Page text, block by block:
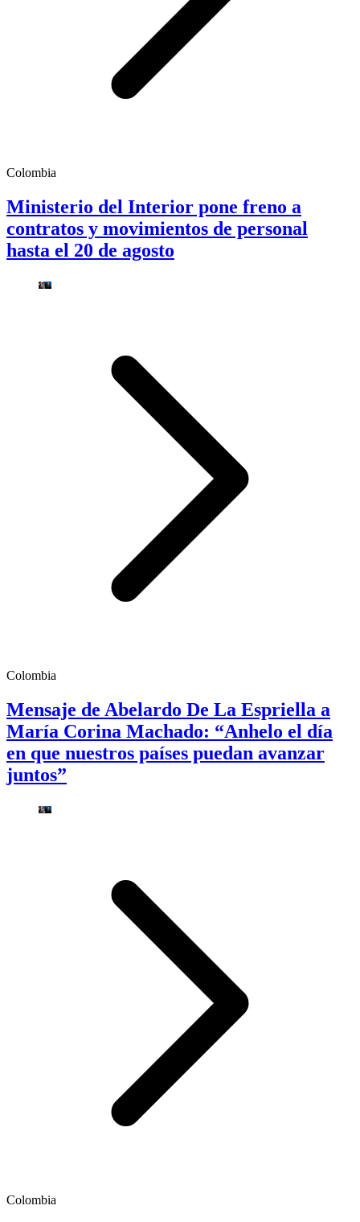
Colombia
Ministerio del Interior pone freno a
contratos y movimientos de personal
hasta el 20 de agosto
Colombia
Mensaje de Abelardo De La Espriella a
María Corina Machado: “Anhelo el día
en que nuestros países puedan avanzar
juntos”
Colombia